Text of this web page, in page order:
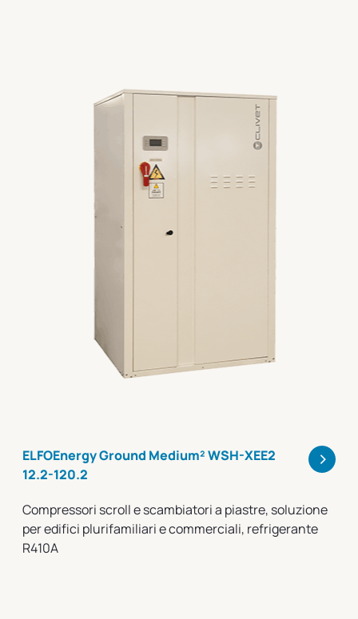
ELFOEnergy Ground Medium² WSH-XEE2
12.2-120.2
>
Compressori scroll e scambiatori a piastre, soluzione
per edifici plurifamiliari e commerciali, refrigerante
R410A